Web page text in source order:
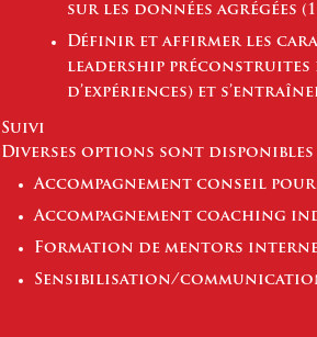
sur les données agrégées
Définir et affirmer les
leadership préconstruites
d’expériences) et
Suivi
Diverses options sont disponibles
Accompagnement conseil
Accompagnement coaching
Formation de mentors
Sensibilisation/